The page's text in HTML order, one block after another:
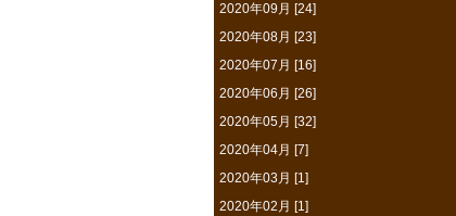
2020年09月 [24]
2020年08月 [23]
2020年07月 [16]
2020年06月 [26]
2020年05月 [32]
2020年04月 [7]
2020年03月 [1]
2020年02月 [1]